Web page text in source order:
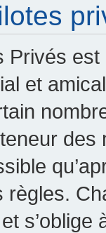
Privés
et
s’oblige